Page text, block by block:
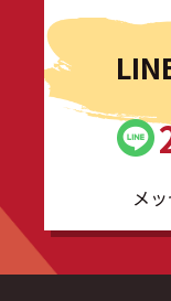
メ